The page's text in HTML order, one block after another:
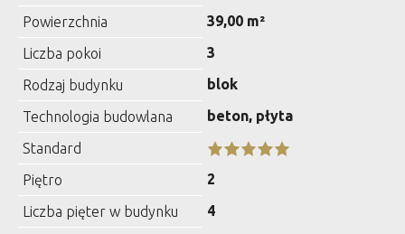
Powierzchnia
39,00 m²
Liczba pokoi
3
Rodzaj budynku
blok
Technologia budowlana
beton, płyta
Standard
Piętro
2
Liczba pięter w budynku
4